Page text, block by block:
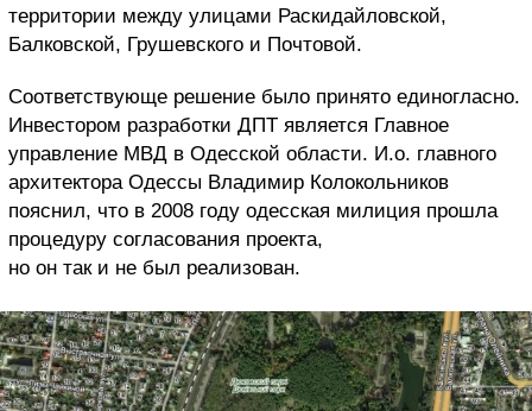
территории между улицами Раскидайловской,
Балковской, Грушевского и Почтовой.
Соответствующе решение было принято единогласно.
Инвестором разработки ДПТ является Главное
управление МВД в Одесской области. И.о. главного
архитектора Одессы Владимир Колокольников
пояснил, что в 2008 году одесская милиция прошла
процедуру согласования проекта,
но он так и не был реализован.